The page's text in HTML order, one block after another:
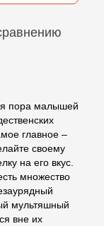
пора малышей
главное –
своему
на его вкус.
множество
мультяшный
вне их